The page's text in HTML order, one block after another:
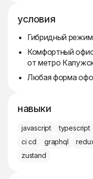
условия
Гибридный
Комфортный
от метро
Любая форма
навыки
javascript typescript
ci cd
graphql
zustand